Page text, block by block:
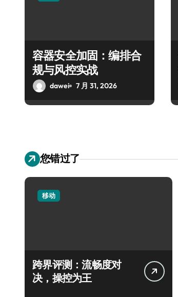
容器安全加固：编排合
规与风控实战
dawei 7 月 31, 2026
您错过了
移动
跨界评测：流畅度对
决，操控为王